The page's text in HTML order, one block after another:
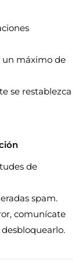
un máximo de
se restablezca
de
spam.
comunícate